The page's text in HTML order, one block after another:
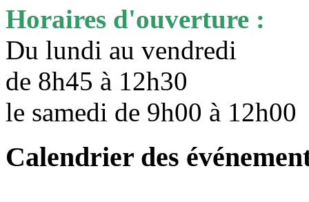
Horaires d'ouverture :
Du lundi au vendredi
de 8h45 à 12h30
le samedi de 9h00 à
Calendrier des